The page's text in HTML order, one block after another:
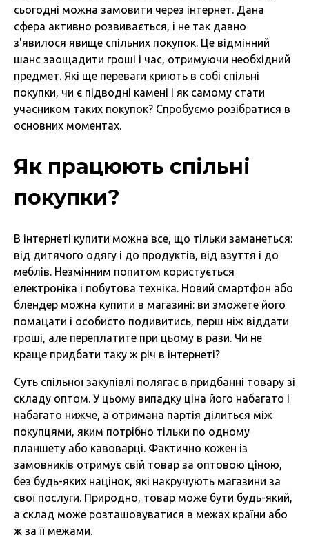
сьогодні можна замовити через інтернет. Дана
сфера активно розвивається, і не так давно
з'явилося явище спільних покупок. Це відмінний
шанс заощадити гроші і час, отримуючи необхідний
предмет. Які ще переваги криють в собі спільні
покупки, чи є підводні камені і як самому стати
учасником таких покупок? Спробуємо розібратися в
основних моментах.
Як працюють спільні
покупки?
В інтернеті купити можна все, що тільки заманеться:
від дитячого одягу і до продуктів, від взуття і до
меблів. Незмінним попитом користується
електроніка і побутова техніка. Новий смартфон або
блендер можна купити в магазині: ви зможете його
помацати і особисто подивитись, перш ніж віддати
гроші, але переплатите при цьому в рази. Чи не
краще придбати таку ж річ в інтернеті?
Суть спільної закупівлі полягає в придбанні товару зі
складу оптом. У цьому випадку ціна його набагато і
набагато нижче, а отримана партія ділиться між
покупцями, яким потрібно тільки по одному
планшету або кавоварці. Фактично кожен із
замовників отримує свій товар за оптовою ціною,
без будь-яких націнок, які накручують магазини за
свої послуги. Природно, товар може бути будь-який,
а склад може розташовуватися в межах країни або
ж за її межами.